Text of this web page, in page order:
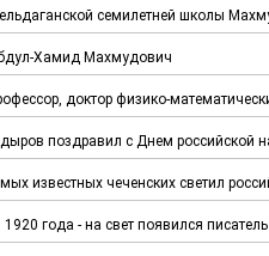
семилетней школы
Хамид Махмудович
доктор физико-
поздравил с Днем российской
известных чеченских светил
года - на свет появился